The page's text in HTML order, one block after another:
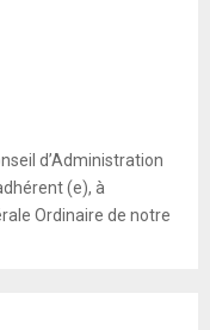
d’Administration
(e), à
Ordinaire de notre